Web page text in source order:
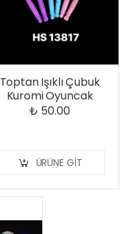
Toptan Işıklı Çubuk
Kuromi Oyuncak
₺ 50.00
ÜRÜNE GIT